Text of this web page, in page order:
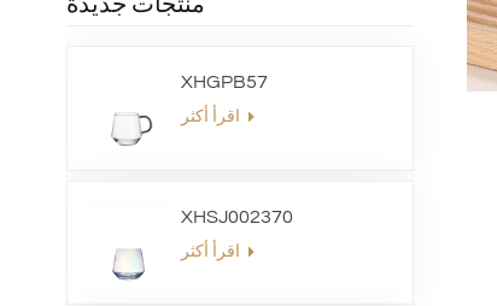
منتجات جديدة
XHGPB57
XHSJ002370